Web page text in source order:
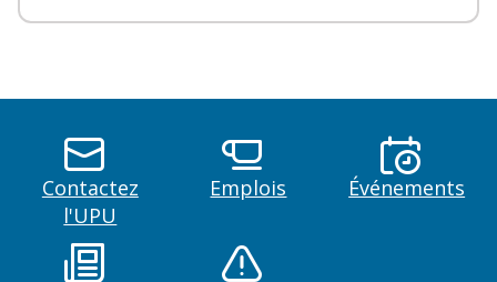
Contactez
l'UPU
Emplois Événements